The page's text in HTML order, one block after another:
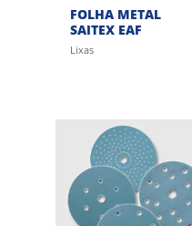
FOLHA METAL
SAITEX EAF
Lixas